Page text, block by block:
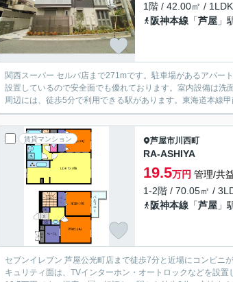
1階 / 42.00㎡ /
阪神本線 「芦屋 」
関西スーパー セルバ店まで271mです。駐車場があるアパー
設置しているので安全面でも優れております。室内設備は洗
周辺には、徒歩5分で利用できる駅があります。東海道本線
賃貸マンション 芦屋市川西町
RA-ASHIYA
19.5万円 管理/共
1-2階 / 70.05㎡ /
阪神本線 「芦屋 」
セブンイレブン 芦屋公光町店まで徒歩7分と近場にコンビニ
キュリティ面は、TVインターホン・オートロックなどを設